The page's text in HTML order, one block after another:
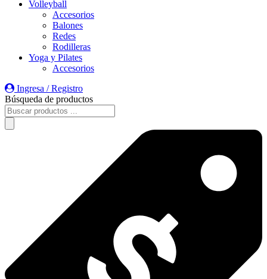
Volleyball
Accesorios
Balones
Redes
Rodilleras
Yoga y Pilates
Accesorios
Ingresa / Registro
Búsqueda de productos